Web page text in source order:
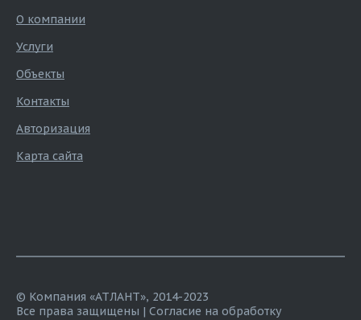
О компании
Услуги
Объекты
Контакты
Авторизация
Карта сайта
© Компания «АТЛАНТ», 2014-2023
Все права защищены | Согласие на обработку